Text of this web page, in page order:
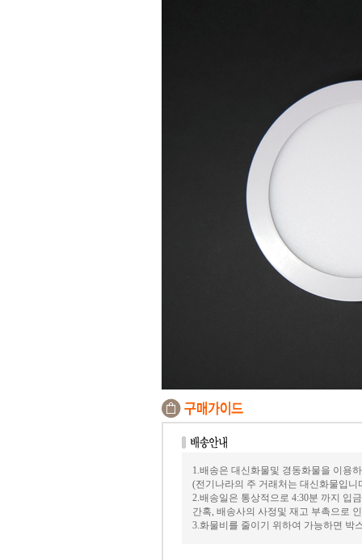
1.배송은 대신화물및 경동화물을 이용
(전기나라의 주 거래처는 대신화물입니
2.배송일은 통상적으로 4:30분 까지 입
간혹, 배송사의 사정및 재고 부촉으로
3.화물비를 줄이기 위하여 가능하면 박